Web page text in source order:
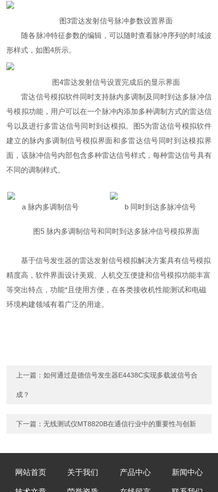
图3雷达发射信号脉冲参数设置界面
随各脉冲特征参数的编辑，可以随时查看脉冲序列的时域波
形样式，如图4所示。
图4雷达发射信号设置完成后的显示界面
雷达信号模拟软件同时支持脉内多调制及同时到达多脉冲信
号模拟功能，用户可以在一个脉冲内添加多种调制方式的雷达信
号以及进行多雷达信号同时到达模拟。图5为雷达信号模拟软件
建立的脉内多调制信号模拟界面和多雷达信号同时到达模拟界
面，该脉冲信号内部包含多种雷达信号样式，每种雷达信号具有
不同的调制样式。
a 脉内多调制信号 b 同时到达多脉冲信号
图5 脉内多调制信号和同时到达多脉冲信号模拟界面
基于信号发生器的雷达发射信号模拟解决方案具有信号模拟
精度高，软件界面设计美观、人机交互便捷和信号模拟功能丰富
等突出特点，功能*且使用方便，在各类接收机性能测试和电磁
环境构建领域有着广泛的用途。
上一篇：如何通过是德信号发生器E4438C实现多载波信号合
成？
下一篇：无线测试仪MT8820B在通信行业中的重要性与创新
网站首页 关于我们 产品中心 新闻中心